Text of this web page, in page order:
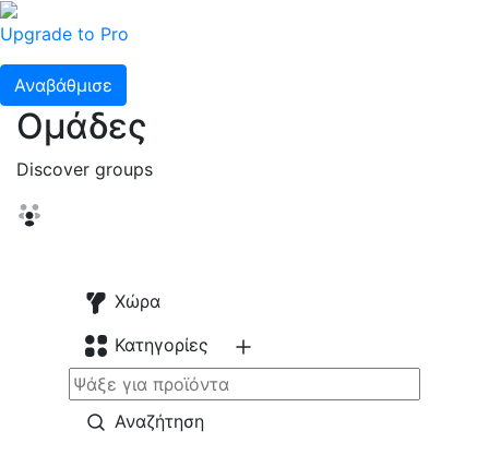
Upgrade to Pro
Αναβάθμισε
Ομάδες
Discover groups
Χώρα
Κατηγορίες
Αναζήτηση